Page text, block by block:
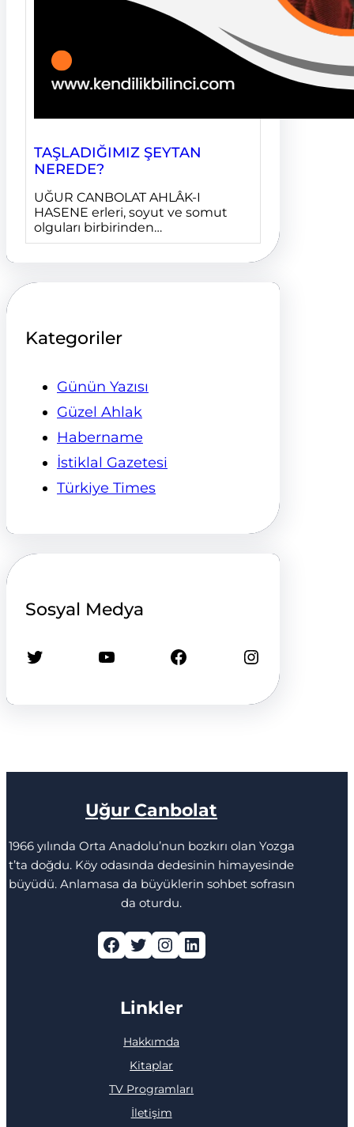
TAŞLADIĞIMIZ ŞEYTAN
NEREDE?
UĞUR CANBOLAT AHLÂK-I
HASENE erleri, soyut ve somut
olguları birbirinden…
Kategoriler
Günün Yazısı
Güzel Ahlak
Habername
İstiklal Gazetesi
Türkiye Times
Sosyal Medya
Twitter YouTube Facebook Instagram
Uğur Canbolat
1966 yılında Orta Anadolu’nun bozkırı olan Yozga
t’ta doğdu. Köy odasında dedesinin himayesinde
büyüdü. Anlamasa da büyüklerin sohbet sofrasın
da oturdu.
Facebook Twitter Instagram LinkedIn
Linkler
Hakkımda
Kitaplar
TV Programları
İletişim